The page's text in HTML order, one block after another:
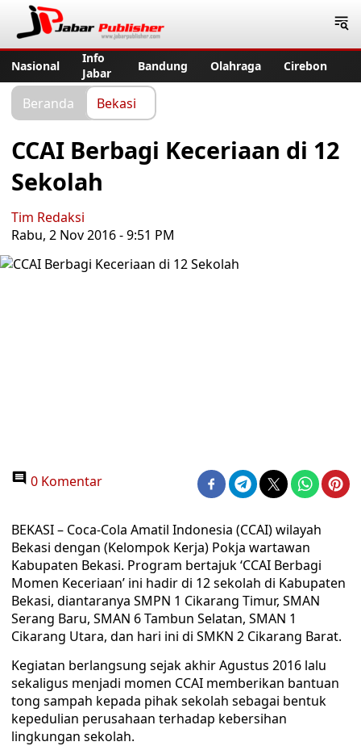
Nasional
Info
Jabar
Bandung Olahraga Cirebon
Beranda Bekasi
CCAI Berbagi Keceriaan di 12
Sekolah
Tim Redaksi
Rabu, 2 Nov 2016 - 9:51 PM
0 Komentar
BEKASI – Coca-Cola Amatil Indonesia (CCAI) wilayah
Bekasi dengan (Kelompok Kerja) Pokja wartawan
Kabupaten Bekasi. Program bertajuk ‘CCAI Berbagi
Momen Keceriaan’ ini hadir di 12 sekolah di Kabupaten
Bekasi, diantaranya SMPN 1 Cikarang Timur, SMAN
Serang Baru, SMAN 6 Tambun Selatan, SMAN 1
Cikarang Utara, dan hari ini di SMKN 2 Cikarang Barat.
Kegiatan berlangsung sejak akhir Agustus 2016 lalu
sekaligus menjadi momen CCAI memberikan bantuan
tong sampah kepada pihak sekolah sebagai bentuk
kepedulian perusahaan terhadap kebersihan
lingkungan sekolah.